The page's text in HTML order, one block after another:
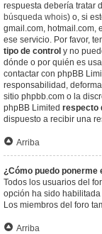
respuesta debería tratar
búsqueda whois) o, si
gmail.com, hotmail.com,
ese servicio. Por favor,
tipo de control y no
dónde o por quién es
contactar con phpBB
responsabilidad,
sitio phpbb.com o la
phpBB Limited respecto
dispuesto a recibir una
Arriba
¿Cómo puedo
Todos los usuarios del
opción ha sido
Los miembros del foro
Arriba